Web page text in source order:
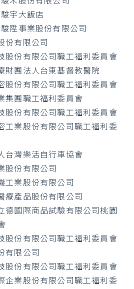
宇大飯店
事業股份有限公司
有限公司
份有限公司職工福利委員會
團法人台東基督教醫院
份有限公司職工福利委員會
團職工福利委員會
份有限公司職工福利委員會
業股份有限公司職工福利委
灣樂活自行車協會
份有限公司
業股份有限公司
產品股份有限公司
國際商品試驗有限公司桃園
份有限公司職工福利委員會
限公司
份有限公司職工福利委員會
業股份有限公司職工福利委